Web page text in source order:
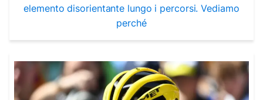
elemento disorientante lungo i percorsi. Vediamo
perché